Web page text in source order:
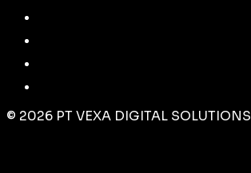
© 2026 PT VEXA DIGITAL SOLUTIONS